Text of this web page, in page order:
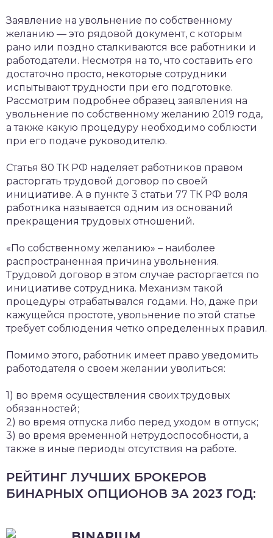
Заявление на увольнение по собственному
желанию — это рядовой документ, с которым
рано или поздно сталкиваются все работники и
работодатели. Несмотря на то, что составить его
достаточно просто, некоторые сотрудники
испытывают трудности при его подготовке.
Рассмотрим подробнее образец заявления на
увольнение по собственному желанию 2019 года,
а также какую процедуру необходимо соблюсти
при его подаче руководителю.
Статья 80 ТК РФ наделяет работников правом
расторгать трудовой договор по своей
инициативе. А в пункте 3 статьи 77 ТК РФ воля
работника называется одним из оснований
прекращения трудовых отношений.
«По собственному желанию» – наиболее
распространенная причина увольнения.
Трудовой договор в этом случае расторгается по
инициативе сотрудника. Механизм такой
процедуры отрабатывался годами. Но, даже при
кажущейся простоте, увольнение по этой статье
требует соблюдения четко определенных правил.
Помимо этого, работник имеет право уведомить
работодателя о своем желании уволиться:
1) во время осуществления своих трудовых
обязанностей;
2) во время отпуска либо перед уходом в отпуск;
3) во время временной нетрудоспособности, а
также в иные периоды отсутствия на работе.
РЕЙТИНГ ЛУЧШИХ БРОКЕРОВ
БИНАРНЫХ ОПЦИОНОВ ЗА 2023 ГОД: